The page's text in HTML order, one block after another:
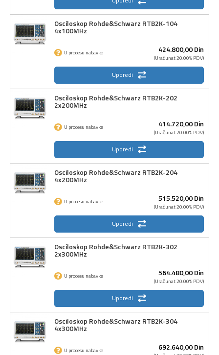
Osciloskop Rohde&Schwarz RTB2K-104
4x100MHz
424.800,00Din
(Uračunat 20.00% PDV)
U procesu nabavke
Uporedi
Osciloskop Rohde&Schwarz RTB2K-202
2x200MHz
414.720,00Din
(Uračunat 20.00% PDV)
U procesu nabavke
Uporedi
Osciloskop Rohde&Schwarz RTB2K-204
4x200MHz
515.520,00Din
(Uračunat 20.00% PDV)
U procesu nabavke
Uporedi
Osciloskop Rohde&Schwarz RTB2K-302
2x300MHz
564.480,00Din
(Uračunat 20.00% PDV)
U procesu nabavke
Uporedi
Osciloskop Rohde&Schwarz RTB2K-304
4x300MHz
692.640,00Din
U procesu nabavke